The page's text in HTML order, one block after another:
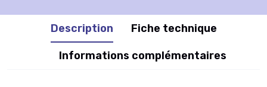
Description Fiche technique
Informations complémentaires